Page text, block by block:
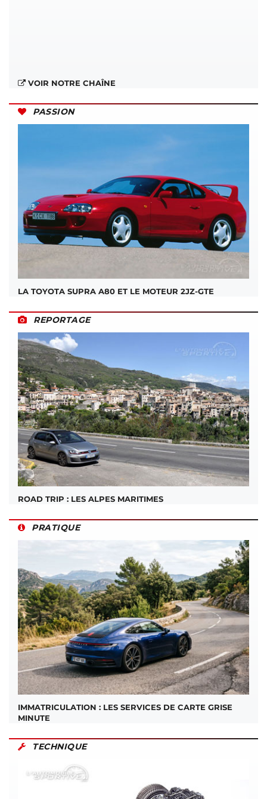
VOIR NOTRE CHAÎNE
PASSION
LA TOYOTA SUPRA A80 ET LE MOTEUR 2JZ-GTE
REPORTAGE
ROAD TRIP : LES ALPES MARITIMES
PRATIQUE
IMMATRICULATION : LES SERVICES DE CARTE GRISE
MINUTE
TECHNIQUE